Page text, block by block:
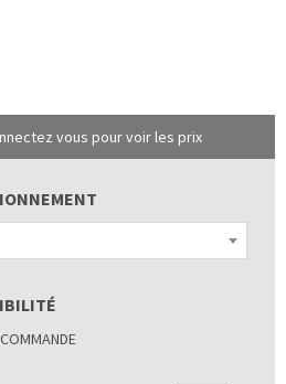
vous pour voir les prix